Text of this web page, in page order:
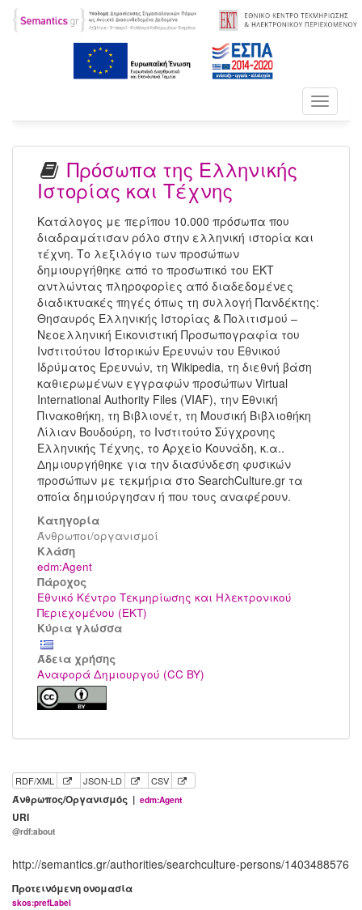
Toggle
Πρόσωπα της Ελληνικής
Ιστορίας και Τέχνης
Κατάλογος με περίπου 10.000 πρόσωπα που
διαδραμάτισαν ρόλο στην ελληνική ιστορία και
τέχνη. Το λεξιλόγιο των προσώπων
δημιουργήθηκε από το προσωπικό του ΕΚΤ
αντλώντας πληροφορίες από διαδεδομένες
διαδικτυακές πηγές όπως τη συλλογή Πανδέκτης:
Θησαυρός Ελληνικής Ιστορίας & Πολιτισμού –
Νεοελληνική Εικονιστική Προσωπογραφία του
Ινστιτούτου Ιστορικών Ερευνών του Εθνικού
Ιδρύματος Ερευνών, τη Wikipedia, τη διεθνή βάση
καθιερωμένων εγγραφών προσώπων Virtual
International Authority Files (VIAF), την Εθνική
Πινακοθήκη, τη Βιβλιονέτ, τη Μουσική Βιβλιοθήκη
Λίλιαν Βουδούρη, το Ινστιτούτο Σύγχρονης
Ελληνικής Τέχνης, το Αρχείο Κουνάδη, κ.α..
Δημιουργήθηκε για την διασύνδεση φυσικών
προσώπων με τεκμήρια στο SearchCulture.gr τα
οποία δημιούργησαν ή που τους αναφέρουν.
Κατηγορία
Άνθρωποι/οργανισμοί
Kλάση
edm:Agent
Πάροχος
Εθνικό Κέντρο Τεκμηρίωσης και Ηλεκτρονικού
Περιεχομένου (ΕΚΤ)
Κύρια γλώσσα
Άδεια χρήσης
Αναφορά Δημιουργού (CC BY)
RDF/XML JSON-LD CSV
Άνθρωπος/Οργανισμός | edm:Agent
URI
@rdf:about
http://semantics.gr/authorities/searchculture-persons/1403488576
Προτεινόμενη ονομασία
skos:prefLabel